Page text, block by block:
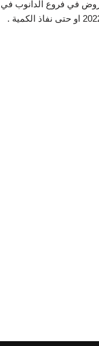
في فروع الدانوب في